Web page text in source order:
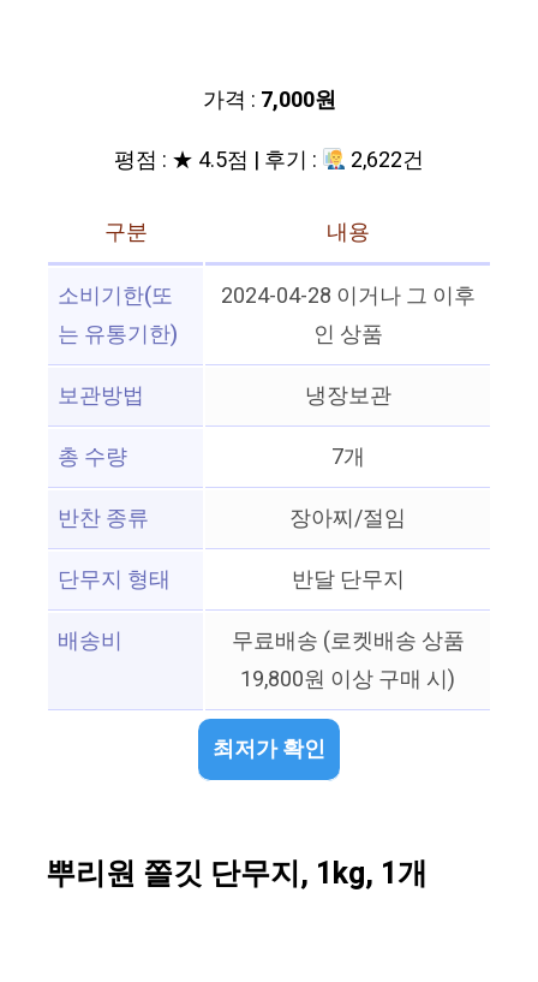
가격 : 7,000원
평점 : ★ 4.5점 | 후기 :
2,622건
구분
내용
소비기한(또
는 유통기한)
2024-04-28 이거나 그 이후
인 상품
보관방법
냉장보관
총 수량
7개
반찬 종류
장아찌/절임
단무지 형태
반달 단무지
배송비
무료배송 (로켓배송 상품
19,800원 이상 구매 시)
최저가 확인
뿌리원 쫄깃 단무지, 1kg, 1개